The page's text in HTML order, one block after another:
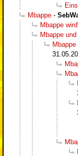
Mbappe -
Mbappe
Mbappe